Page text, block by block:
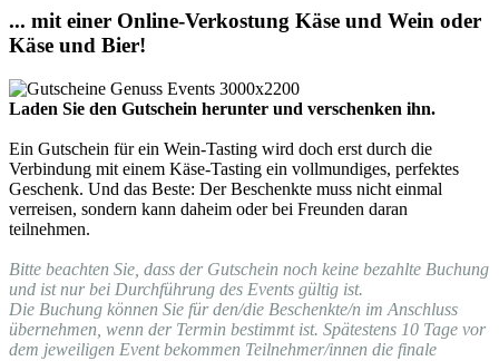
... mit einer Online-Verkostung Käse und Wein oder
Käse und Bier!
Laden Sie den Gutschein herunter und verschenken ihn.
Ein Gutschein für ein Wein-Tasting wird doch erst durch die
Verbindung mit einem Käse-Tasting ein vollmundiges, perfektes
Geschenk. Und das Beste: Der Beschenkte muss nicht einmal
verreisen, sondern kann daheim oder bei Freunden daran
teilnehmen.
Bitte beachten Sie, dass der Gutschein noch keine bezahlte Buchung
und ist nur bei Durchführung des Events gültig ist.
Die Buchung können Sie für den/die Beschenkte/n im Anschluss
übernehmen, wenn der Termin bestimmt ist. Spätestens 10 Tage vor
dem jeweiligen Event bekommen Teilnehmer/innen die finale